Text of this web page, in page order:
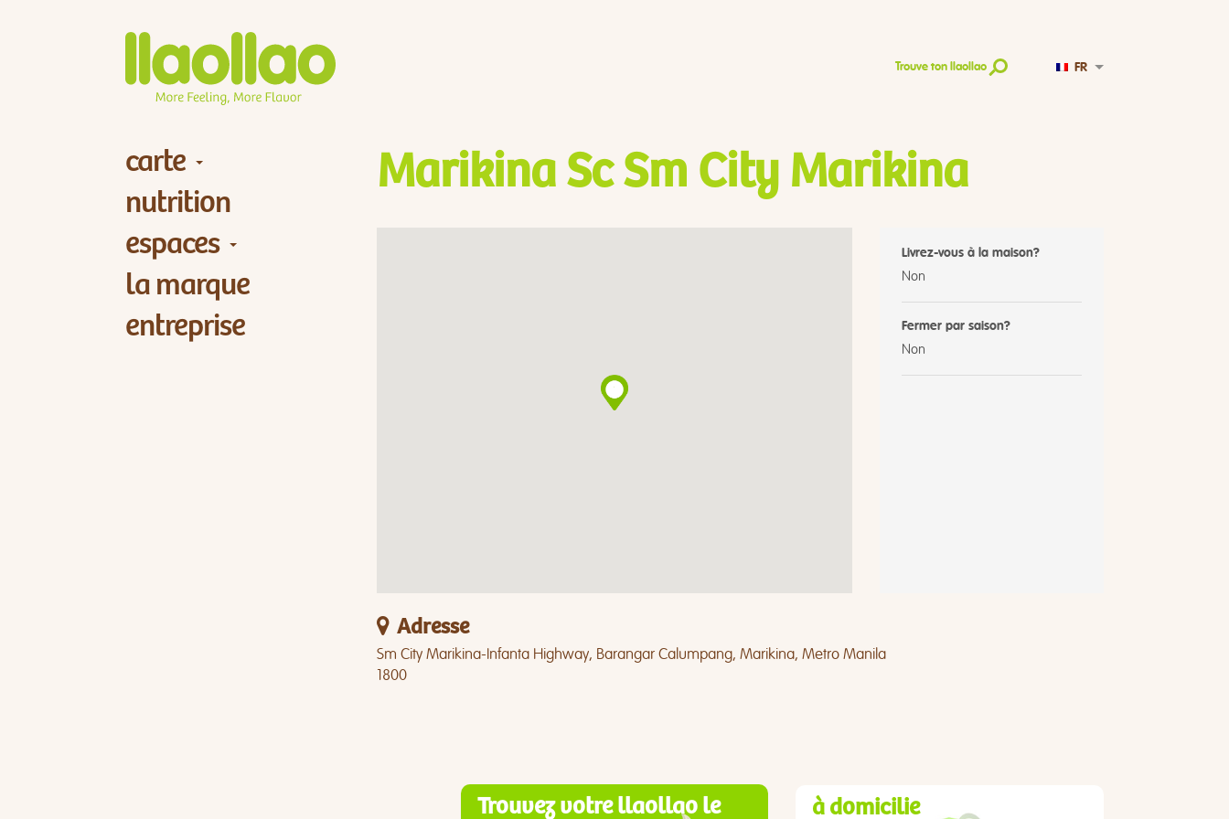
Trouve ton llaollao FR
carte
nutrition
espaces
la marque
entreprise
Marikina Sc Sm City Marikina
Livrez-vous à la maison?
Non
Fermer par saison?
Non
Adresse
Sm City Marikina-Infanta Highway, Barangar Calumpang, Marikina, Metro Manila
1800
Trouvez votre llaollao le
à domicilie